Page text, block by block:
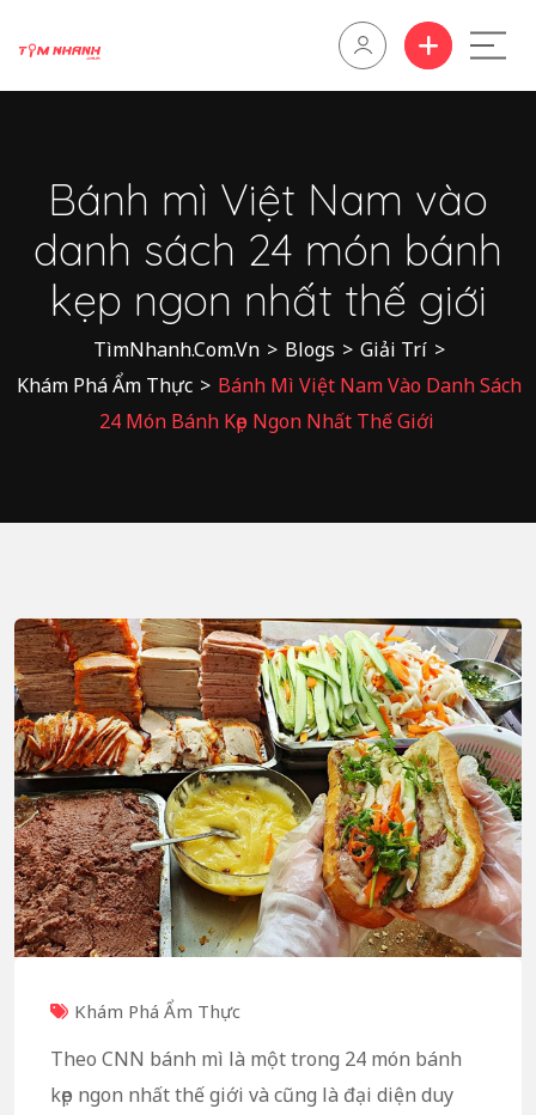
Bánh mì Việt Nam vào
danh sách 24 món bánh
kẹp ngon nhất thế giới
TìmNhanh.Com.Vn > Blogs > Giải Trí >
Khám Phá Ẩm Thực > Bánh Mì Việt Nam Vào Danh Sách
24 Món Bánh Kẹp Ngon Nhất Thế Giới
Khám Phá Ẩm Thực
Theo CNN bánh mì là một trong 24 món bánh
kẹp ngon nhất thế giới và cũng là đại diện duy